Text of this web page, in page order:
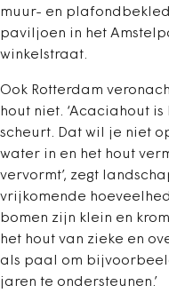
muur- en
paviljoen in het
winkelstraat.
Ook Rotterdam
hout niet. ‘Acaciahout
scheurt. Dat wil je niet
water in en het hout
vervormt’, zegt
vrijkomende
bomen zijn klein en
het hout van zieke en
als paal om
jaren te ondersteunen.’